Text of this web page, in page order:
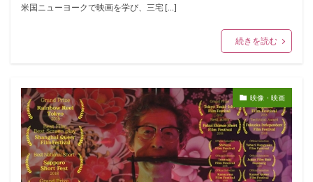
米国ニューヨークで映画を学び、三宅 […]
続きを読む
映像・映画